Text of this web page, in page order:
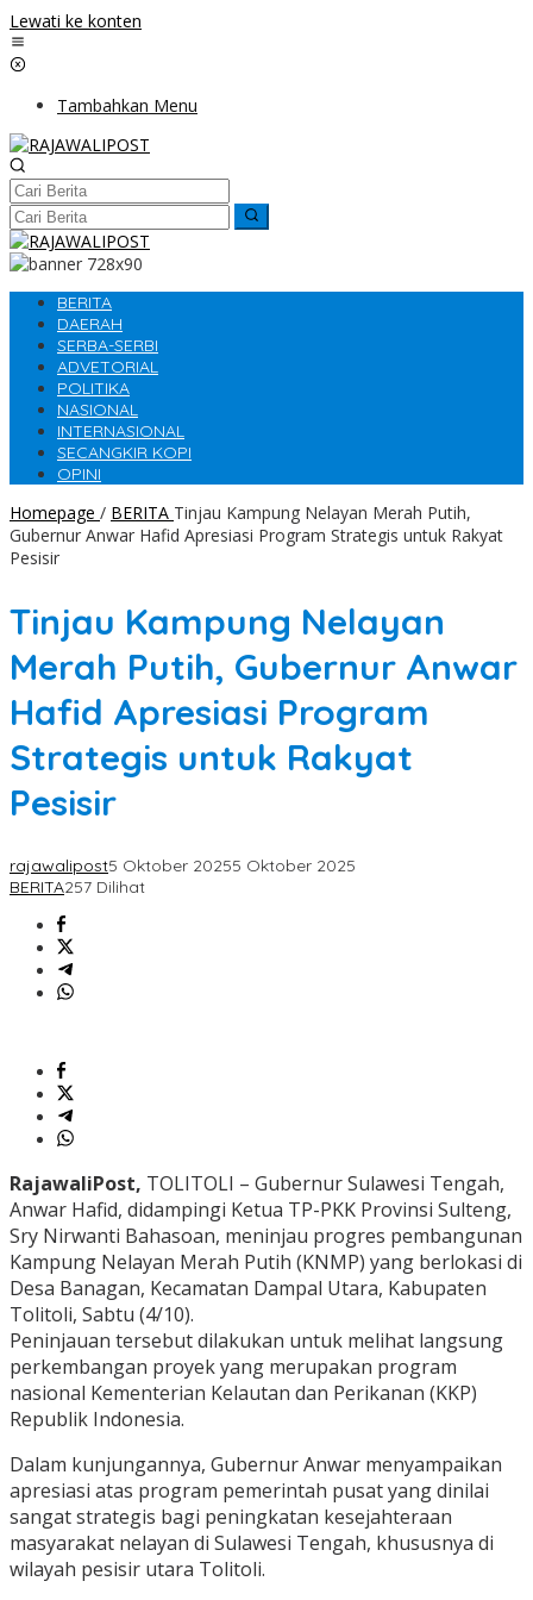
Lewati ke konten
Tambahkan Menu
BERITA
DAERAH
SERBA-SERBI
ADVETORIAL
POLITIKA
NASIONAL
INTERNASIONAL
SECANGKIR KOPI
OPINI
Homepage / BERITA Tinjau Kampung Nelayan Merah Putih,
Gubernur Anwar Hafid Apresiasi Program Strategis untuk Rakyat
Pesisir
Tinjau Kampung Nelayan
Merah Putih, Gubernur Anwar
Hafid Apresiasi Program
Strategis untuk Rakyat
Pesisir
rajawalipost5 Oktober 20255 Oktober 2025
BERITA257 Dilihat
RajawaliPost, TOLITOLI – Gubernur Sulawesi Tengah,
Anwar Hafid, didampingi Ketua TP-PKK Provinsi Sulteng,
Sry Nirwanti Bahasoan, meninjau progres pembangunan
Kampung Nelayan Merah Putih (KNMP) yang berlokasi di
Desa Banagan, Kecamatan Dampal Utara, Kabupaten
Tolitoli, Sabtu (4/10).
Peninjauan tersebut dilakukan untuk melihat langsung
perkembangan proyek yang merupakan program
nasional Kementerian Kelautan dan Perikanan (KKP)
Republik Indonesia.
Dalam kunjungannya, Gubernur Anwar menyampaikan
apresiasi atas program pemerintah pusat yang dinilai
sangat strategis bagi peningkatan kesejahteraan
masyarakat nelayan di Sulawesi Tengah, khususnya di
wilayah pesisir utara Tolitoli.